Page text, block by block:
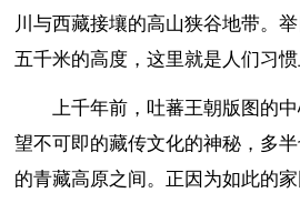
川与西藏接壤的高山狭谷地带。
五千米的高度，这里就是人们习惯
上千年前，吐蕃王朝版图的
望不可即的藏传文化的神秘，多
的青藏高原之间。正因为如此的